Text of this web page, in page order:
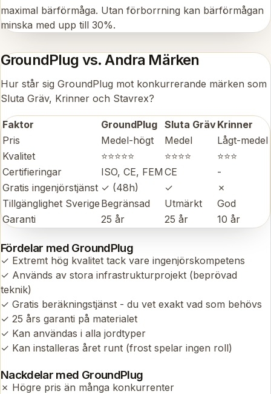
maximal bärförmåga. Utan förborrning kan bärförmågan
minska med upp till 30%.
GroundPlug vs. Andra Märken
Hur står sig GroundPlug mot konkurrerande märken som
Sluta Gräv, Krinner och Stavrex?
Faktor GroundPlug Sluta GrävKrinner
Pris
Medel-högt Medel
Lågt-medel
Kvalitet
⭐⭐⭐⭐⭐ ⭐⭐⭐⭐
⭐⭐⭐
Certifieringar
ISO, CE, FEM CE
-
Gratis ingenjörstjänst ✓ (48h) ✓
✗
Tillgänglighet Sverige Begränsad Utmärkt
God
Garanti
25 år 25 år 10 år
Fördelar med GroundPlug
✓ Extremt hög kvalitet tack vare ingenjörskompetens
✓ Används av stora infrastrukturprojekt (beprövad
teknik)
✓ Gratis beräkningstjänst - du vet exakt vad som behövs
✓ 25 års garanti på materialet
✓ Kan användas i alla jordtyper
✓ Kan installeras året runt (frost spelar ingen roll)
Nackdelar med GroundPlug
✗ Högre pris än många konkurrenter